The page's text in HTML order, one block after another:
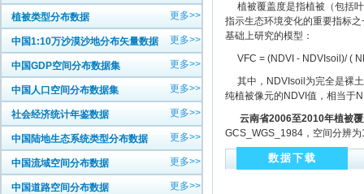
植被类型分布数据 更多>>
中国1:10万沙漠沙地分布矢量数据 更多>>
中国GDP空间分布数据集 更多>>
中国人口空间分布数据集 更多>>
社会经济统计年鉴数据 更多>>
中国陆地生态系统类型分布数据 更多>>
中国流域空间分布数据 更多>>
中国道路空间分布数据 更多>>
植被覆盖度是指植被（包括叶
指示生态环境变化的重要指标
基础上研究的模型：
VFC = (NDVI - NDVIsoil)/ (
其中，NDVIsoil为完全是裸土
纯植被像元的NDVI值，相当于
云南省2006至2010年植被
GCS_WGS_1984，空间分辨
数据下载